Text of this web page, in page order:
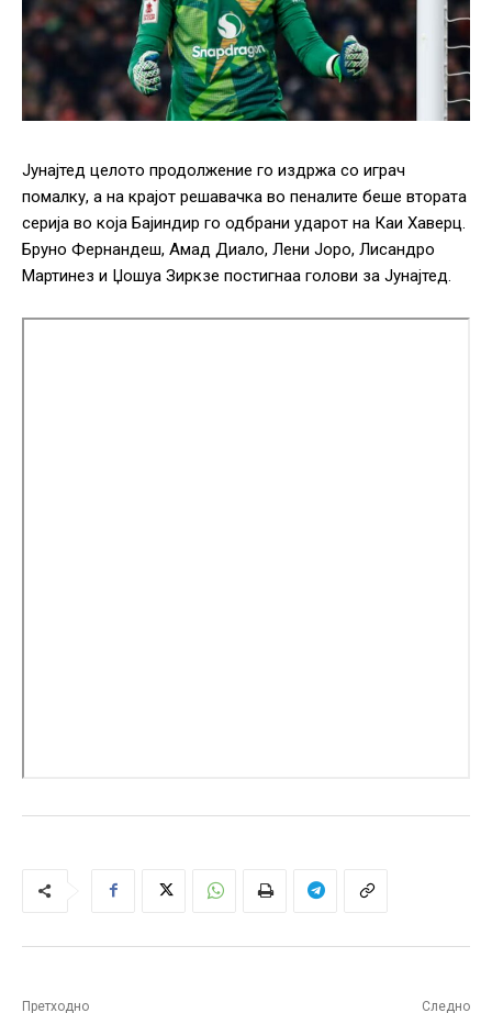
Јунајтед целото продолжение го издржа со играч
помалку, а на крајот решавачка во пеналите беше втората
серија во која Бајиндир го одбрани ударот на Каи Хаверц.
Бруно Фернандеш, Амад Диало, Лени Јоро, Лисандро
Мартинез и Џошуа Зиркзе постигнаа голови за Јунајтед.
Претходно Следно